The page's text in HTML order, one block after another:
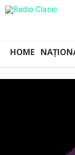
HOME